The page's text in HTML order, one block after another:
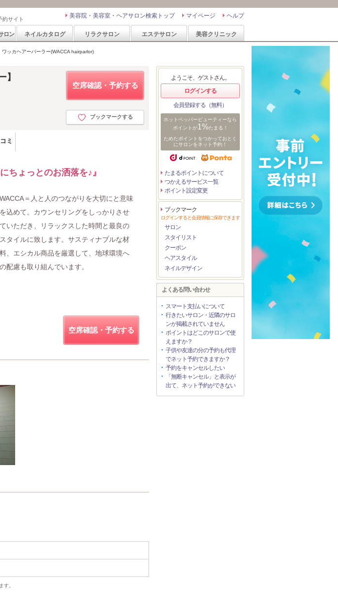
約サイト ヘルプ
マイページ
美容院・美容室・ヘアサロン検索トップ
ロン ネイルカタログ リラクサロン エステサロン 美容クリニック
ワッカヘアーパーラー(WACCA hairparlor)
空席確認・予約する
ブックマークする
】
ミ
ょっとのお洒落を♪』
WACCA＝人と人のつながりを大切にと意味
を込めて。カウンセリングをしっかりさせ
ていただき、リラックスした時間と最良の
スタイルに致します。サスティナブルな材
料、エシカル商品を厳選して、地球環境へ
の配慮も取り組んでいます。
空席確認・予約する
す。
ようこそ、ゲストさん。
ログインする
会員登録する（無料）
ホットペッパービューティーなら
ポイントが1%たまる！
ためたポイントをつかっておとく
にサロンをネット予約！
たまるポイントについて
つかえるサービス一覧
ポイント設定変更
ブックマーク
ログインすると会員情報に保存できます
サロン
スタイリスト
クーポン
ヘアスタイル
ネイルデザイン
よくある問い合わせ
スマート支払いについて
行きたいサロン・近隣のサロ
ンが掲載されていません
ポイントはどこのサロンで使
えますか？
子供や友達の分の予約も代理
でネット予約できますか？
予約をキャンセルしたい
「無断キャンセル」と表示が
出て、ネット予約ができない